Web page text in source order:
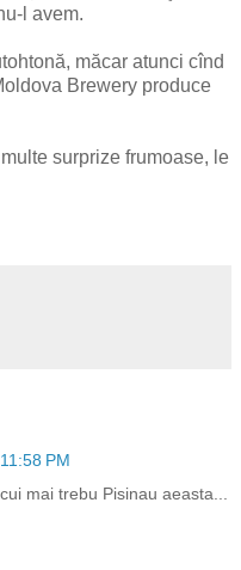
l avem.
măcar atunci cînd
Brewery produce
surprize frumoase, le
PM
mai trebu Pisinau aeasta...